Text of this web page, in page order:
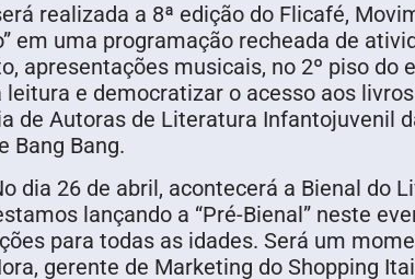
realizada a 8ª edição do Flicafé,
em uma programação recheada de
apresentações musicais, no 2º piso do
e democratizar o acesso aos
de Autoras de Literatura Infantojuvenil
Bang Bang.
dia 26 de abril, acontecerá a Bienal do
lançando a “Pré-Bienal” neste
para todas as idades. Será um
gerente de Marketing do Shopping